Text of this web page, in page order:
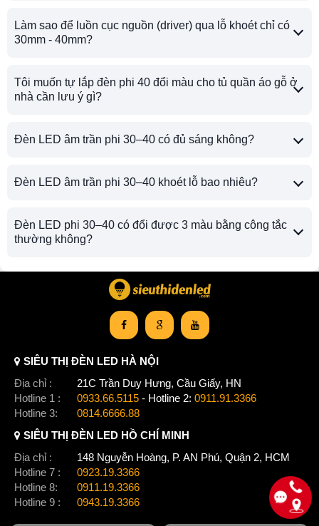
Làm sao để luồn cục nguồn (driver) qua lỗ khoét chỉ có
30mm - 40mm?
Tôi muốn tự lắp đèn phi 40 đổi màu cho tủ quần áo gỗ ở
nhà cần lưu ý gì?
Đèn LED âm trần phi 30–40 có đủ sáng không?
Đèn LED âm trần phi 30–40 khoét lỗ bao nhiêu?
Đèn LED phi 30–40 có đổi được 3 màu bằng công tắc
thường không?
SIÊU THỊ ĐÈN LED HÀ NỘI
Địa chỉ :
21C Trần Duy Hưng, Cầu Giấy, HN
Hotline 1 :
0933.66.5115 - Hotline 2: 0911.91.3366
Hotline 3:
0814.6666.88
SIÊU THỊ ĐÈN LED HỒ CHÍ MINH
Địa chỉ :
148 Nguyễn Hoàng, P. AN Phú, Quận 2, HCM
Hotline 7 :
0923.19.3366
Hotline 8:
0911.19.3366
Hotline 9 :
0943.19.3366